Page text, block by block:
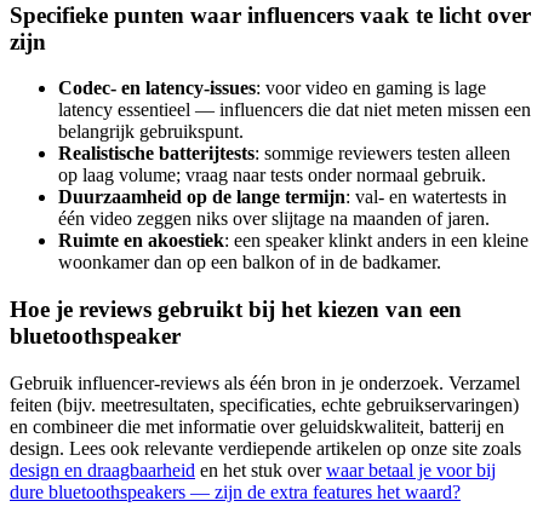
Specifieke punten waar influencers vaak te licht over
zijn
Codec- en latency-issues: voor video en gaming is lage
latency essentieel — influencers die dat niet meten missen een
belangrijk gebruikspunt.
Realistische batterijtests: sommige reviewers testen alleen
op laag volume; vraag naar tests onder normaal gebruik.
Duurzaamheid op de lange termijn: val- en watertests in
één video zeggen niks over slijtage na maanden of jaren.
Ruimte en akoestiek: een speaker klinkt anders in een kleine
woonkamer dan op een balkon of in de badkamer.
Hoe je reviews gebruikt bij het kiezen van een
bluetoothspeaker
Gebruik influencer-reviews als één bron in je onderzoek. Verzamel
feiten (bijv. meetresultaten, specificaties, echte gebruikservaringen)
en combineer die met informatie over geluidskwaliteit, batterij en
design. Lees ook relevante verdiepende artikelen op onze site zoals
design en draagbaarheid en het stuk overwaar betaal je voor bij
dure bluetoothspeakers — zijn de extra features het waard?